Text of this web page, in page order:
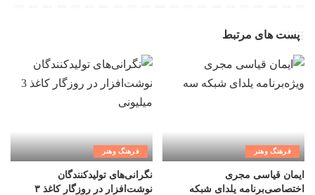
پست های مرتبط
فرهنگ وهنر
ایمان قیاسی مجری
اختصاصی‌برنامه یلدای شبکه
فرهنگ وهنر
نگرانی‌های تولیدکنندگان
نوشت‌افزار در روزگار کاغذ ۳